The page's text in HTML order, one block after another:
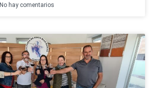
No hay comentarios